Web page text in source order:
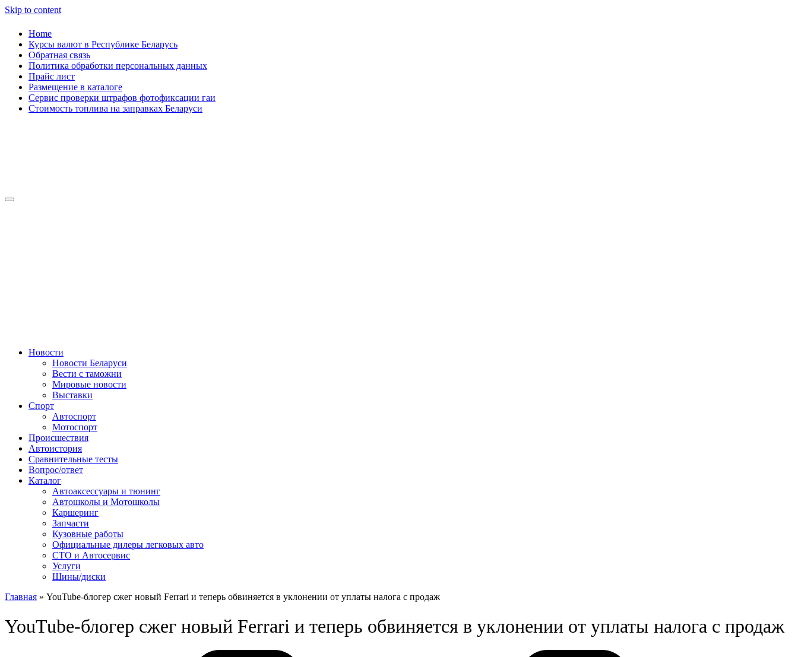
Skip to content
Home
Курсы валют в Республике Беларусь
Обратная связь
Политика обработки персональных данных
Прайс лист
Размещение в каталоге
Сервис проверки штрафов фотофиксации гаи
Стоимость топлива на заправках Беларуси
Сайт про автомобили
Новости
Новости Беларуси
Вести с таможни
Мировые новости
Выставки
Спорт
Автоспорт
Мотоспорт
Происшествия
Автоистория
Сравнительные тесты
Вопрос/ответ
Каталог
Автоакcессуары и тюнинг
Автошколы и Мотошколы
Каршеринг
Запчасти
Кузовные работы
Официальные дилеры легковых авто
СТО и Автосервис
Услуги
Шины/диски
Главная » YouTube-блогер сжег новый Ferrari и теперь обвиняется в уклонении от уплаты налога с продаж
YouTube-блогер сжег новый Ferrari и теперь обвиняется в уклонении от уплаты налога с продаж